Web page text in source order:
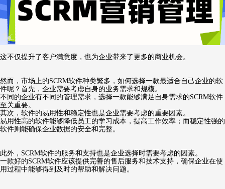
这不仅提升了客户满意度，也为企业带来了更多的商业机会。
然而，市场上的SCRM软件种类繁多，如何选择一款最适合自己企业的软
件呢？首先，企业需要考虑自身的业务需求和规模。
不同的企业有不同的管理需求，选择一款能够满足自身需求的SCRM软件
至关重要。
其次，软件的易用性和稳定性也是企业需要考虑的重要因素。
易用性高的软件能够降低员工的学习成本，提高工作效率；而稳定性强的
软件则能确保企业数据的安全和完整。
此外，SCRM软件的服务和支持也是企业选择时需要考虑的因素。
一款好的SCRM软件应该提供完善的售后服务和技术支持，确保企业在使
用过程中能够得到及时的帮助和解决问题。